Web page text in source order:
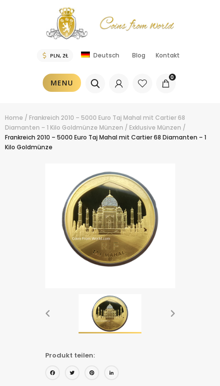
Deutsch Blog Kontakt
MENU
0
Home / Frankreich 2010 – 5000 Euro Taj Mahal mit Cartier 68
Diamanten – 1 Kilo Goldmünze Münzen / Exklusive Münzen /
Frankreich 2010 – 5000 Euro Taj Mahal mit Cartier 68 Diamanten – 1
Kilo Goldmünze
Produkt teilen:
Facebook
TwitterPinterest